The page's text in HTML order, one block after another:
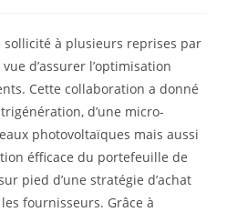
sollicité à plusieurs reprises par
d’assurer l’optimisation
Cette collaboration a donné
d’une micro-
photovoltaïques mais aussi
éfficace du portefeuille de
pied d’une stratégie d’achat
fournisseurs. Grâce à